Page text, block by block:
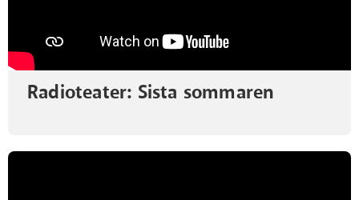
Radioteater: Sista sommaren